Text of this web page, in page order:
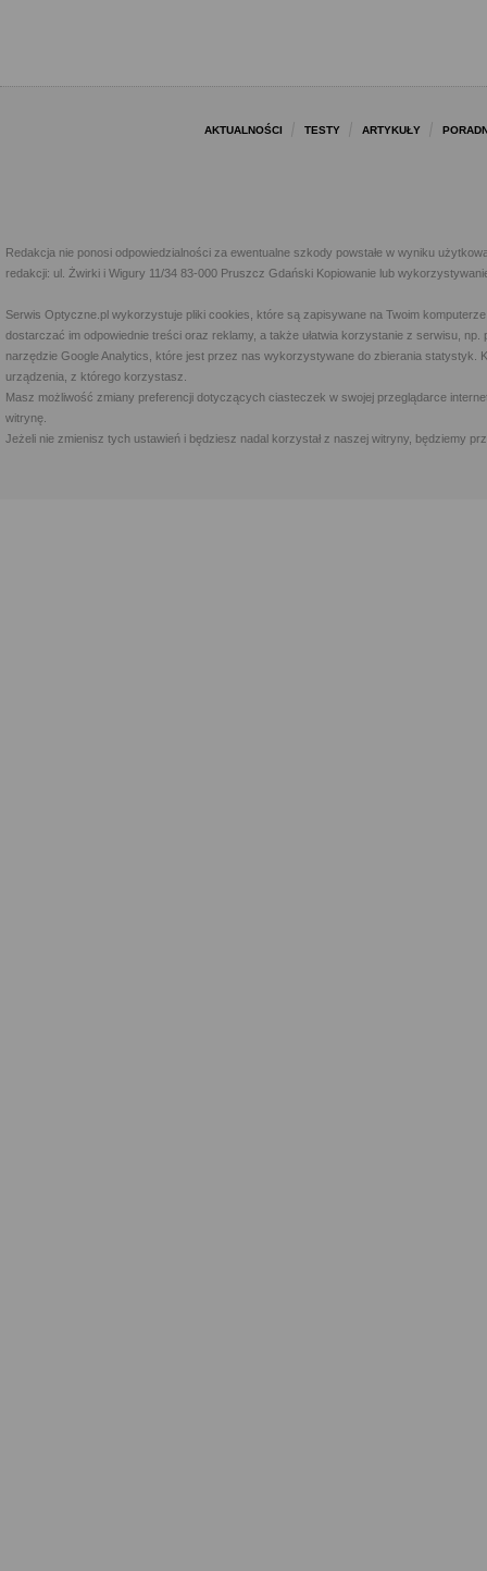
AKTUALNOŚCI TESTY ARTYKUŁY
Redakcja nie ponosi odpowiedzialności za ewentualne szkody powstałe w wyniku
redakcji: ul. Żwirki i Wigury 11/34 83-000 Pruszcz Gdański Kopiowanie lub
Serwis Optyczne.pl wykorzystuje pliki cookies, które są zapisywane na Twoim
dostarczać im odpowiednie treści oraz reklamy, a także ułatwia korzystanie z serwisu,
narzędzie Google Analytics, które jest przez nas wykorzystywane do zbierania statystyk.
urządzenia, z którego korzystasz.
Masz możliwość zmiany preferencji dotyczących ciasteczek w swojej przeglądarce
witrynę.
Jeżeli nie zmienisz tych ustawień i będziesz nadal korzystał z naszej witryny, będziemy